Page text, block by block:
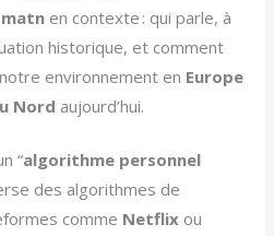
matn en contexte : qui parle, à
historique, et comment
environnement en Europe
Nord aujourd’hui.
“algorithme personnel
des algorithmes de
comme Netflix ou